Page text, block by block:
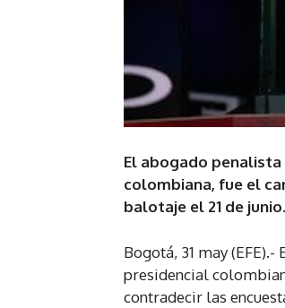
El abogado penalista
colombiana, fue el
balotaje el 21 de junio.
Bogotá, 31 may
presidencial
contradecir las